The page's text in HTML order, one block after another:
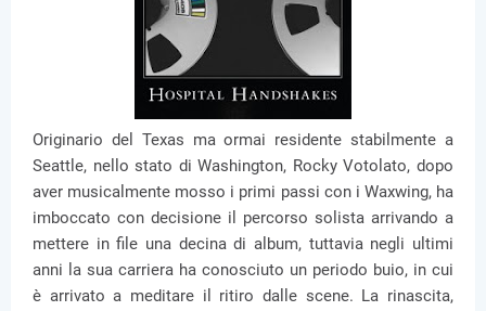
Originario del Texas ma ormai residente stabilmente a
Seattle, nello stato di Washington, Rocky Votolato, dopo
aver musicalmente mosso i primi passi con i Waxwing, ha
imboccato con decisione il percorso solista arrivando a
mettere in file una decina di album, tuttavia negli ultimi
anni la sua carriera ha conosciuto un periodo buio, in cui
è arrivato a meditare il ritiro dalle scene. La rinascita,